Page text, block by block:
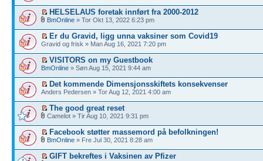
HELSELAUS foretak innført fra 2000-2012
BmOnline » Tor Okt 13, 2022 6:23 pm
Er du Gravid, ligg unna vaksiner som Covid19
Gravid og frisk » Man Aug 16, 2021 7:20 pm
VISITORS on my Guestbook
BmOnline » Søn Aug 15, 2021 9:44 am
Det kommende Dimensjonsskiftets konsekvenser
Anders Pedersen » Tor Aug 12, 2021 4:00 am
The good great reset
Camelot » Tir Aug 10, 2021 9:31 pm
Facebook støtter massemord på befolkningen!
BmOnline » Fre Jul 30, 2021 8:28 am
GIFT bekreftes i Vaksinen av Pfizer